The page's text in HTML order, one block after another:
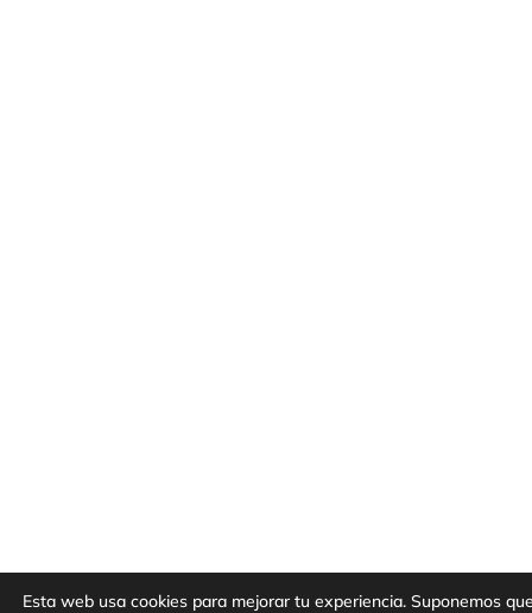
Esta web usa cookies para mejorar tu experiencia. Suponemos